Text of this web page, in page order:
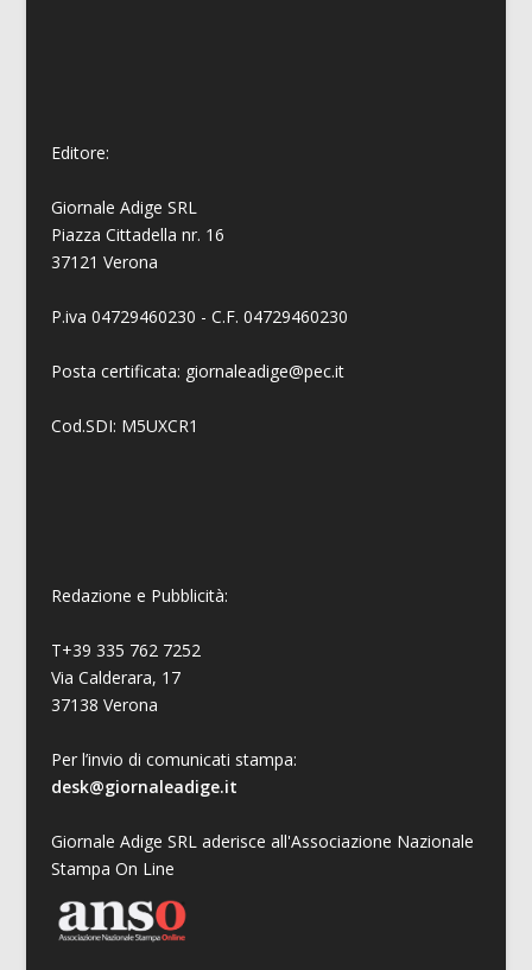
Editore:
Giornale Adige SRL
Piazza Cittadella nr. 16
37121 Verona
P.iva 04729460230 - C.F. 04729460230
Posta certificata: giornaleadige@pec.it
Cod.SDI: M5UXCR1
Redazione e Pubblicità:
T+39 335 762 7252
Via Calderara, 17
37138 Verona
Per l’invio di comunicati stampa:
desk@giornaleadige.it
Giornale Adige SRL aderisce all'Associazione Nazionale
Stampa On Line